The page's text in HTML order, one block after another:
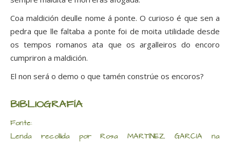
Coa maldición deulle nome á ponte. O curioso é que sen a
pedra que lle faltaba a ponte foi de moita utilidade desde
os tempos romanos ata que os argalleiros do encoro
cumpriron a maldición.
El non será o demo o que tamén constrúe os encoros?
BIBLIOGRAFÍA
Fonte:
Lenda recollida por Rosa MARTÍNEZ GARCIA na